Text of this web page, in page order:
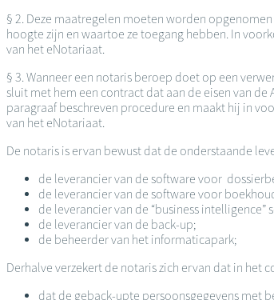
§ 2. Deze maatregelen moeten worden
hoogte zijn en waartoe ze toegang hebben. In
van het eNotariaat.
§ 3. Wanneer een notaris beroep doet op een
sluit met hem een contract dat aan de eisen van
paragraaf beschreven procedure en maakt hij in
van het eNotariaat.
De notaris is ervan bewust dat de onderstaande
de leverancier van de software voor
de leverancier van de software voor
de leverancier van de “business
de leverancier van de back-up;
de beheerder van het informaticapark;
Derhalve verzekert de notaris zich ervan dat in het
dat de geback-upte persoonsgegevens met